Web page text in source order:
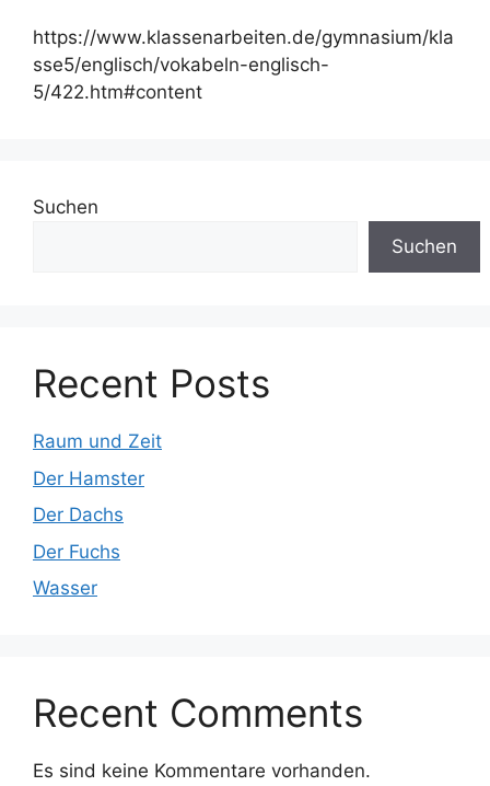
https://www.klassenarbeiten.de/gymnasium/kla
sse5/englisch/vokabeln-englisch-
5/422.htm#content
Suchen
Suchen
Recent Posts
Raum und Zeit
Der Hamster
Der Dachs
Der Fuchs
Wasser
Recent Comments
Es sind keine Kommentare vorhanden.